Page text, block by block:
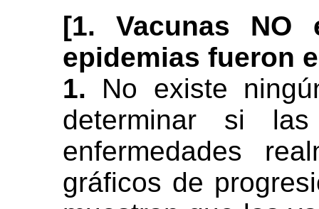
[1. Vacunas NO
epidemias fueron
1. No existe
determinar si
enfermedades
gráficos de